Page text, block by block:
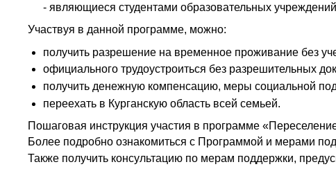
- являющиеся студентами образовательных
Участвуя в данной программе, можно:
получить разрешение на временное проживание без
официального трудоустроиться без разрешительных
получить денежную компенсацию, меры социальной
переехать в Курганскую область всей семьей.
Пошаговая инструкция участия в программе «
Более подробно ознакомиться с Программой и мерами
Также получить консультацию по мерам поддержки,